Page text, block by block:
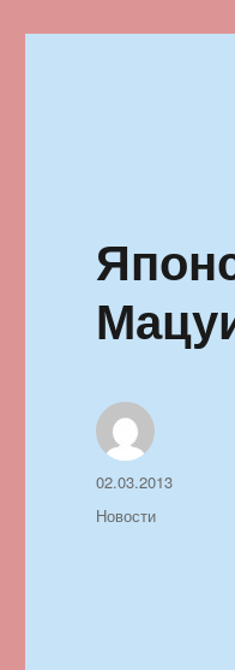
Автор
Опубликовано
02.03.2013
Рубрики
Новости